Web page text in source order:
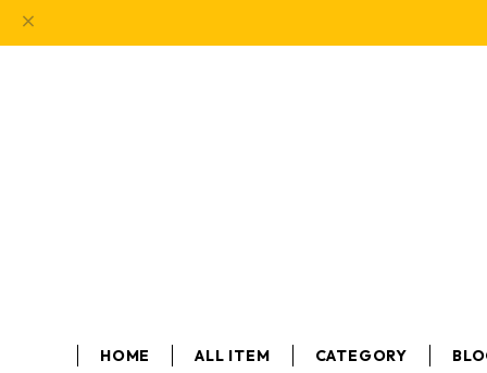
HOME ALL ITEM CATEGORY